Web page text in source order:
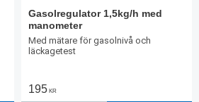
Gasolregulator 1,5kg/h med
manometer
Med mätare för gasolnivå och
läckagetest
195 KR